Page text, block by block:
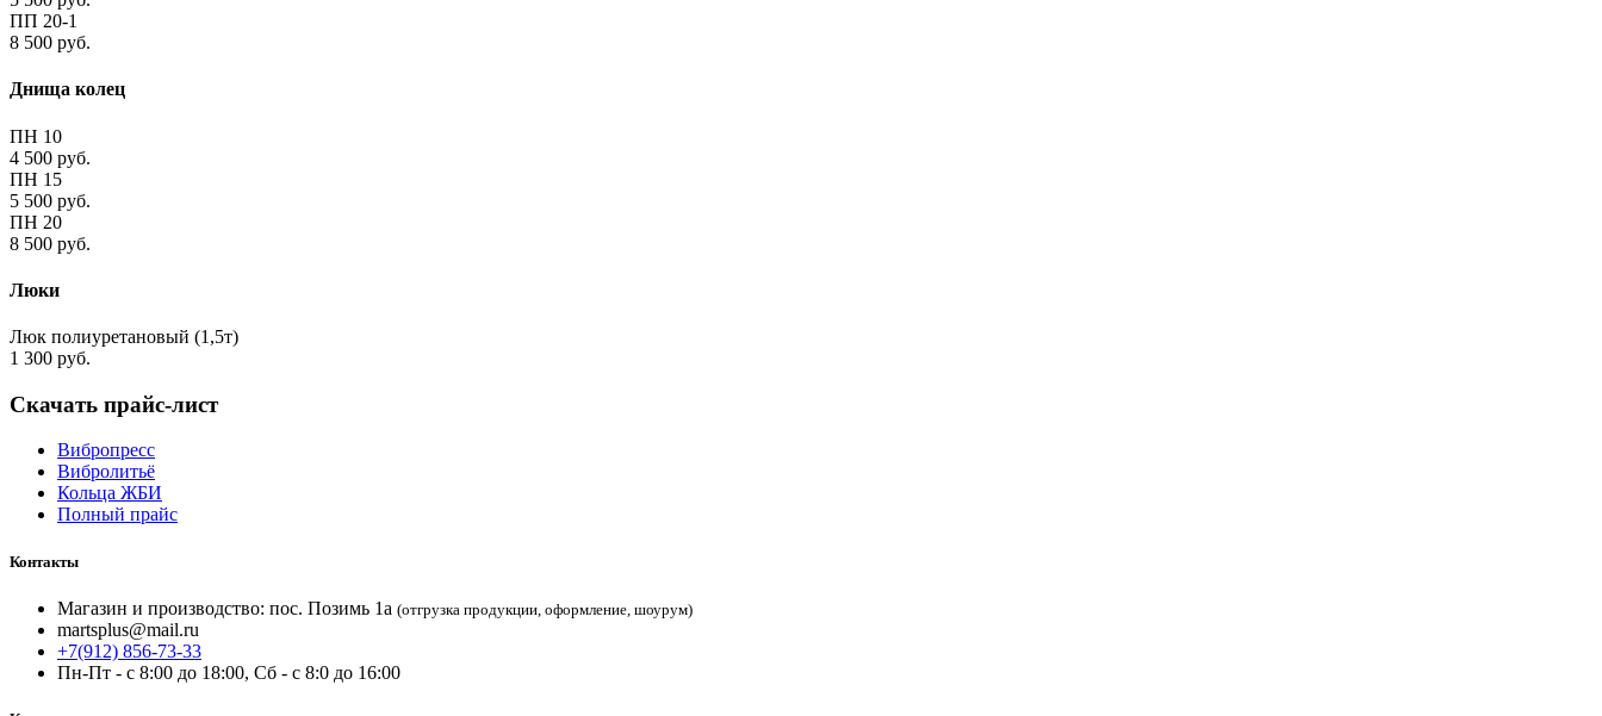
ПП 20-1
8 500 руб.
Днища колец
ПН 10
4 500 руб.
ПН 15
5 500 руб.
ПН 20
8 500 руб.
Люки
Люк полиуретановый (1,5т)
1 300 руб.
Скачать прайс-лист
Вибропресс
Вибролитьё
Кольца ЖБИ
Полный прайс
Контакты
Магазин и производство: пос. Позимь 1а (отгрузка продукции, оформление, шоурум)
martsplus@mail.ru
+7(912) 856-73-33
Пн-Пт - с 8:00 до 18:00, Сб - с 8:0 до 16:00